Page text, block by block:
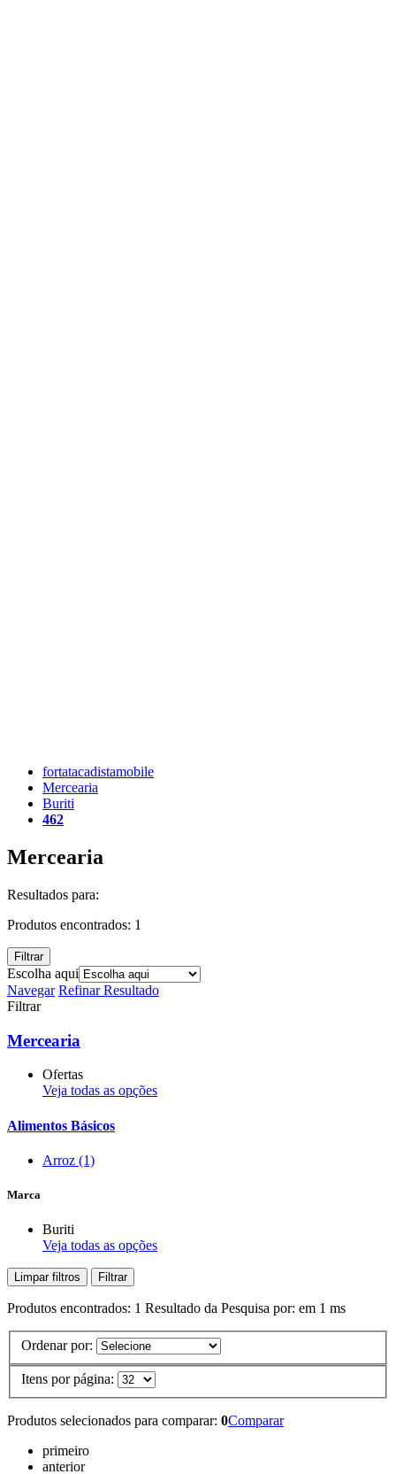
fortatacadistamobile
Mercearia
Buriti
462
Mercearia
Resultados para:
Produtos encontrados: 1
Filtrar
Escolha aqui
Navegar Refinar Resultado
Filtrar
Mercearia
Ofertas
Veja todas as opções
Alimentos Básicos
Arroz (1)
Marca
Buriti
Veja todas as opções
Limpar filtros Filtrar
Produtos encontrados: 1 Resultado da Pesquisa por: em 1 ms
Ordenar por:
Itens por página:
Produtos selecionados para comparar: 0Comparar
primeiro
anterior